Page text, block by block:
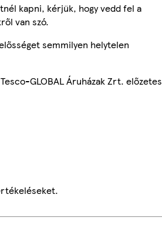
kapni, kérjük, hogy vedd fel a
van szó.
semmilyen helytelen
GLOBAL Áruházak Zrt. előzetes